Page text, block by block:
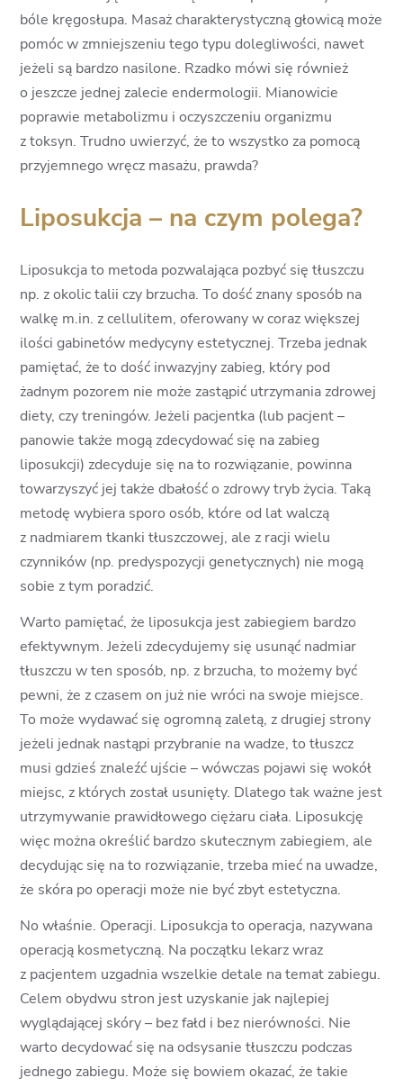
bóle kręgosłupa. Masaż charakterystyczną głowicą może
pomóc w zmniejszeniu tego typu dolegliwości, nawet
jeżeli są bardzo nasilone. Rzadko mówi się również
o jeszcze jednej zalecie endermologii. Mianowicie
poprawie metabolizmu i oczyszczeniu organizmu
z toksyn. Trudno uwierzyć, że to wszystko za pomocą
przyjemnego wręcz masażu, prawda?
Liposukcja – na czym polega?
Liposukcja to metoda pozwalająca pozbyć się tłuszczu
np. z okolic talii czy brzucha. To dość znany sposób na
walkę m.in. z cellulitem, oferowany w coraz większej
ilości gabinetów medycyny estetycznej. Trzeba jednak
pamiętać, że to dość inwazyjny zabieg, który pod
żadnym pozorem nie może zastąpić utrzymania zdrowej
diety, czy treningów. Jeżeli pacjentka (lub pacjent –
panowie także mogą zdecydować się na zabieg
liposukcji) zdecyduje się na to rozwiązanie, powinna
towarzyszyć jej także dbałość o zdrowy tryb życia. Taką
metodę wybiera sporo osób, które od lat walczą
z nadmiarem tkanki tłuszczowej, ale z racji wielu
czynników (np. predyspozycji genetycznych) nie mogą
sobie z tym poradzić.
Warto pamiętać, że liposukcja jest zabiegiem bardzo
efektywnym. Jeżeli zdecydujemy się usunąć nadmiar
tłuszczu w ten sposób, np. z brzucha, to możemy być
pewni, że z czasem on już nie wróci na swoje miejsce.
To może wydawać się ogromną zaletą, z drugiej strony
jeżeli jednak nastąpi przybranie na wadze, to tłuszcz
musi gdzieś znaleźć ujście – wówczas pojawi się wokół
miejsc, z których został usunięty. Dlatego tak ważne jest
utrzymywanie prawidłowego ciężaru ciała. Liposukcję
więc można określić bardzo skutecznym zabiegiem, ale
decydując się na to rozwiązanie, trzeba mieć na uwadze,
że skóra po operacji może nie być zbyt estetyczna.
No właśnie. Operacji. Liposukcja to operacja, nazywana
operacją kosmetyczną. Na początku lekarz wraz
z pacjentem uzgadnia wszelkie detale na temat zabiegu.
Celem obydwu stron jest uzyskanie jak najlepiej
wyglądającej skóry – bez fałd i bez nierówności. Nie
warto decydować się na odsysanie tłuszczu podczas
jednego zabiegu. Może się bowiem okazać, że takie